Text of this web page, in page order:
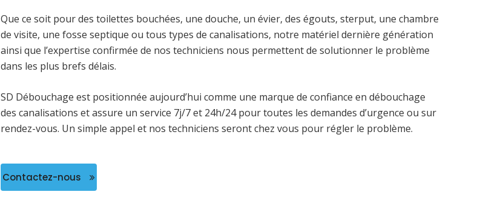
Que ce soit pour des toilettes bouchées, une douche, un évier, des égouts, sterput, une chambre
de visite, une fosse septique ou tous types de canalisations, notre matériel dernière génération
ainsi que l’expertise confirmée de nos techniciens nous permettent de solutionner le problème
dans les plus brefs délais.
SD Débouchage est positionnée aujourd’hui comme une marque de confiance en débouchage
des canalisations et assure un service 7j/7 et 24h/24 pour toutes les demandes d’urgence ou sur
rendez-vous. Un simple appel et nos techniciens seront chez vous pour régler le problème.
Contactez-nous